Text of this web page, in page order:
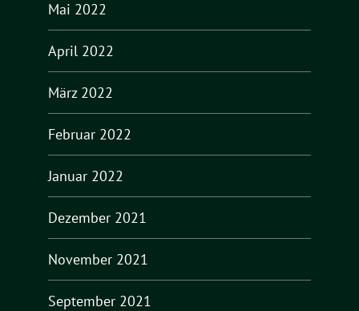
Mai 2022
April 2022
März 2022
Februar 2022
Januar 2022
Dezember 2021
November 2021
September 2021